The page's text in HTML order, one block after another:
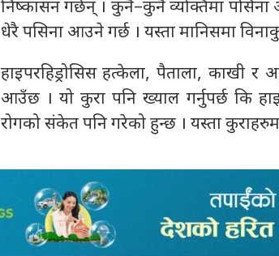
निष्कासन गर्छन् । कुनै–कुनै व्यक्तिमा पसिना
धेरै पसिना आउने गर्छ । यस्ता मानिसमा
हाइपरहिड्रोसिस हत्केला, पैताला, काखी र
आउँछ । यो कुरा पनि ख्याल गर्नुपर्छ कि
रोगको संकेत पनि गरेको हुन्छ । यस्ता